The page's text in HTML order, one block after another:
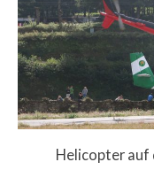
Helicopter auf